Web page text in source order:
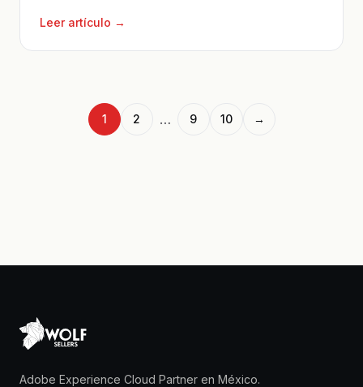
Leer artículo →
1 2 … 9 10 →
Adobe Experience Cloud Partner en México.